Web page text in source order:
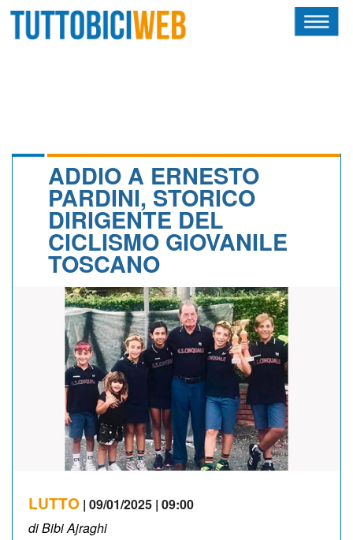
CALENDARIO
ALBI D'ORO
NEWSLETTER
ADDIO A ERNESTO
PARDINI, STORICO
DIRIGENTE DEL
CICLISMO GIOVANILE
TOSCANO
LUTTO | 09/01/2025 | 09:00
di Bibi Ajraghi